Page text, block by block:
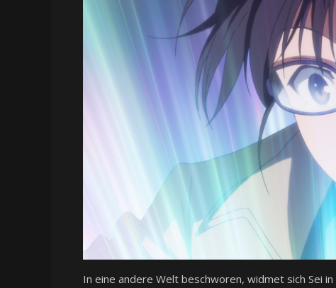
In eine andere Welt beschworen, widmet sich Sei in